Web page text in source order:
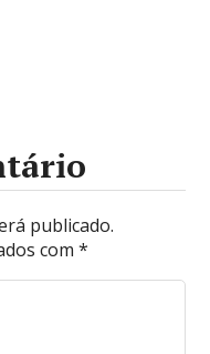
publicado.
com*